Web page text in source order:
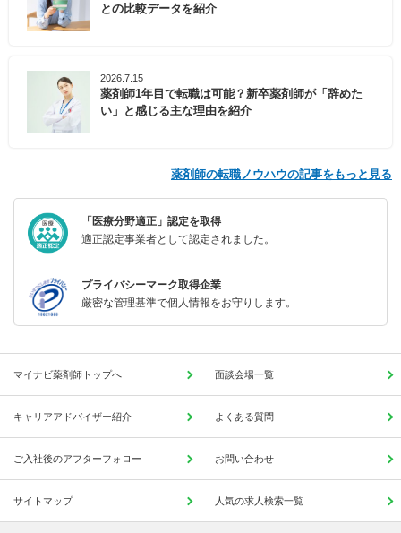
との比較データを紹介
2026.7.15
薬剤師1年目で転職は可能？新卒薬剤師が「辞めた
い」と感じる主な理由を紹介
薬剤師の転職ノウハウの記事をもっと見る
「医療分野適正」認定を取得
適正認定事業者として認定されました。
プライバシーマーク取得企業
厳密な管理基準で個人情報をお守りします。
マイナビ薬剤師トップへ 面談会場一覧
キャリアアドバイザー紹介 よくある質問
ご入社後のアフターフォロー お問い合わせ
サイトマップ 人気の求人検索一覧